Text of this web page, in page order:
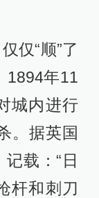
仅“顺”了
1894年11
城内进行
。据英国
载：“日
杆和刺刀